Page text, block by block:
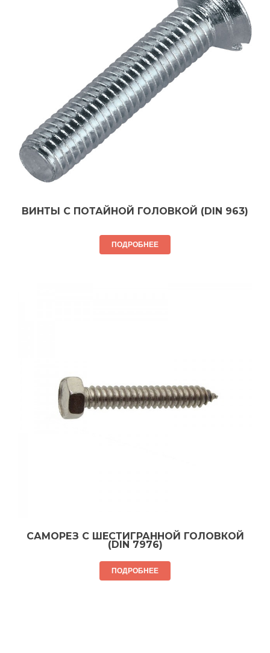
ВИНТЫ С ПОТАЙНОЙ ГОЛОВКОЙ (DIN 963)
ПОДРОБНЕЕ
САМОРЕЗ С ШЕСТИГРАННОЙ ГОЛОВКОЙ
(DIN 7976)
ПОДРОБНЕЕ